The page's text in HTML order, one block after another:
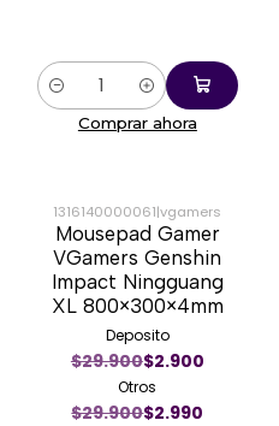
Cantidad
Comprar ahora
-90%
1316140000061|vgamers
Mousepad Gamer
VGamers Genshin
Impact Ningguang
XL 800×300×4mm
Deposito
$29.900$2.900
Otros
$29.900$2.990